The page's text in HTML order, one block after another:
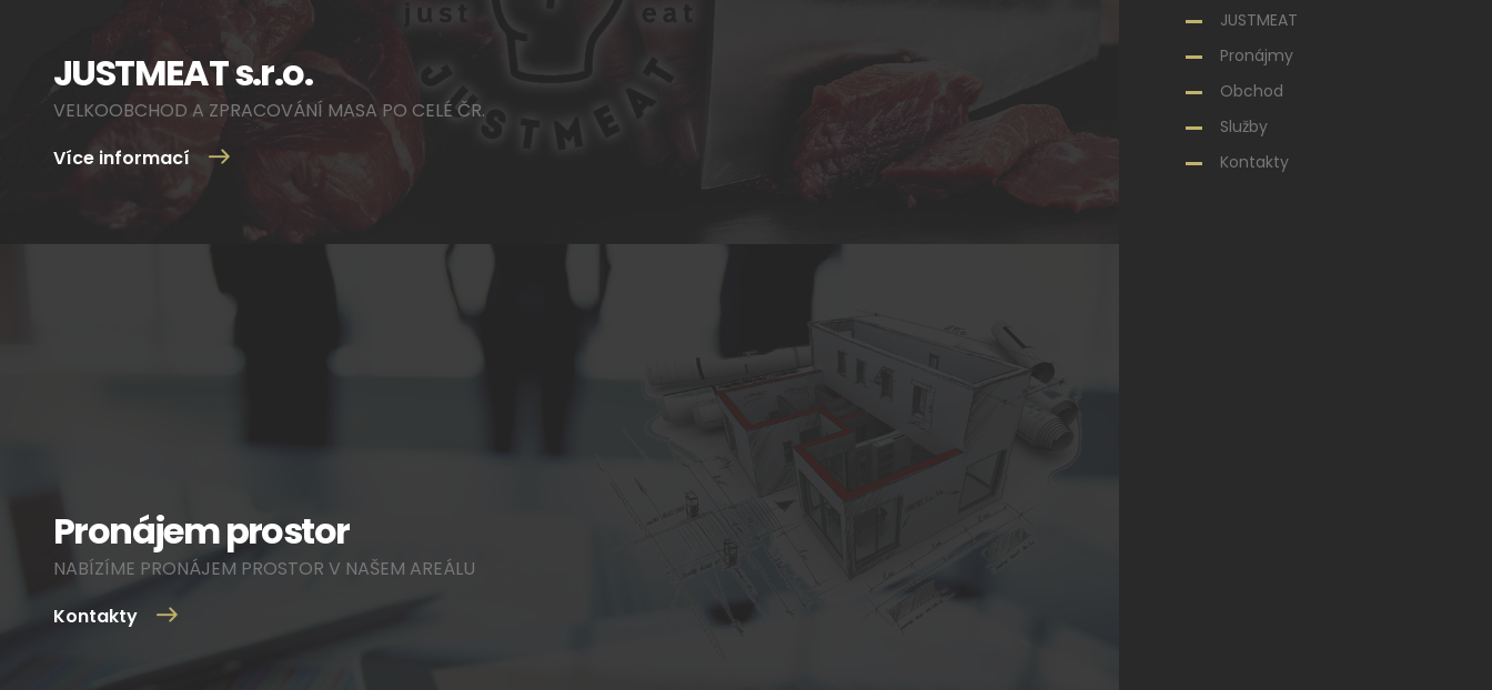
JUSTMEAT s.r.o.
VELKOOBCHOD A ZPRACOVÁNÍ MASA PO CELÉ ČR.
Více informací
Pronájem prostor
NABÍZÍME PRONÁJEM PROSTOR V NAŠEM AREÁLU
Kontakty
JUSTMEAT
Pronájmy
Obchod
Služby
Kontakty